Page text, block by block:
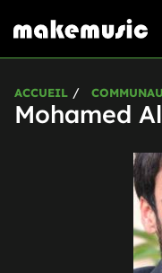
ACCUEIL
Mohamed